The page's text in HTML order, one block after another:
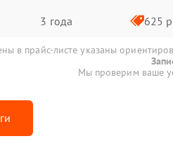
3 года 625 р
в прайс-листе указаны
Мы проверим ваше